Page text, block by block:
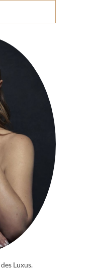
Luxus.